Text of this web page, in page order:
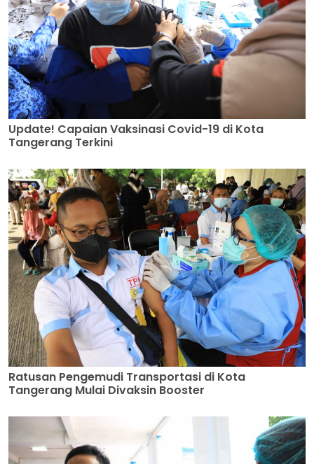
Update! Capaian Vaksinasi Covid-19 di Kota
Tangerang Terkini
Ratusan Pengemudi Transportasi di Kota
Tangerang Mulai Divaksin Booster